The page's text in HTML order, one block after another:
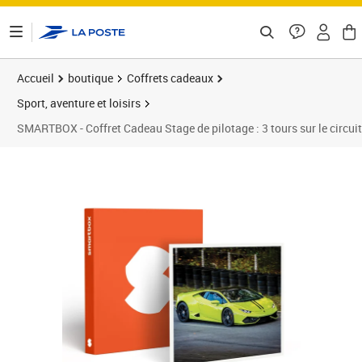
Accueil boutique
Coffrets cadeaux
Sport, aventure et loisirs
SMARTBOX - Coffret Cadeau Stage de pilotage : 3 tours sur le